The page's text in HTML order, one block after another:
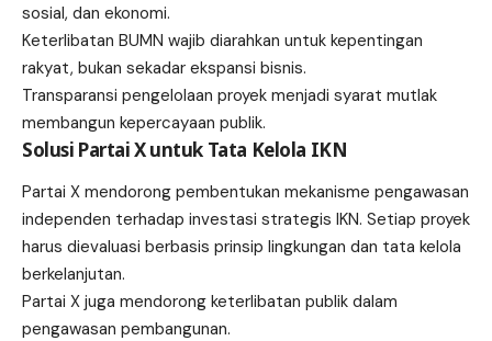
sosial, dan ekonomi.
Keterlibatan BUMN wajib diarahkan untuk kepentingan
rakyat, bukan sekadar ekspansi bisnis.
Transparansi pengelolaan proyek menjadi syarat mutlak
membangun kepercayaan publik.
Solusi Partai X untuk Tata Kelola IKN
Partai X mendorong pembentukan mekanisme pengawasan
independen terhadap investasi strategis IKN. Setiap proyek
harus dievaluasi berbasis prinsip lingkungan dan tata kelola
berkelanjutan.
Partai X juga mendorong keterlibatan publik dalam
pengawasan pembangunan.